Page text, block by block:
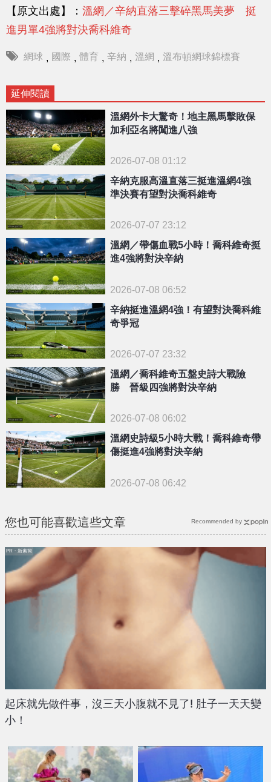
【原文出處】： 溫網／辛納直落三擊碎黑馬美夢 挺
進男單4強將對決喬科維奇
網球 , 國際 , 體育 , 辛納 , 溫網 , 溫布頓網球錦標賽
延伸閱讀
溫網外卡大驚奇！地主黑馬擊敗保
加利亞名將闖進八強
2026-07-08 01:12
辛納克服高溫直落三挺進溫網4強
準決賽有望對決喬科維奇
2026-07-07 23:12
溫網／帶傷血戰5小時！喬科維奇挺
進4強將對決辛納
2026-07-08 06:52
辛納挺進溫網4強！有望對決喬科維
奇爭冠
2026-07-07 23:32
溫網／喬科維奇五盤史詩大戰險
勝 晉級四強將對決辛納
2026-07-08 06:02
溫網史詩級5小時大戰！喬科維奇帶
傷挺進4強將對決辛納
2026-07-08 06:42
您也可能喜歡這些文章
起床就先做件事，沒三天小腹就不見了! 肚子一天天變
小！
PR・新素簡
Recommended by